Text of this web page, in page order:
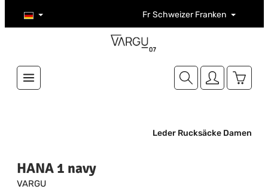
Zum Hauptinhalt springen Fr Schweizer Franken
Leder Rucksäcke Damen
HANA 1 navy
VARGU